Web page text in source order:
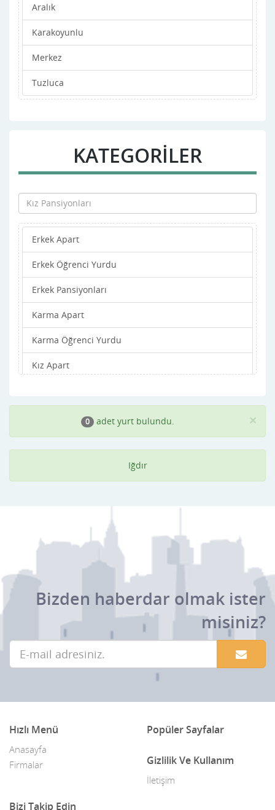
Aralık
Karakoyunlu
Merkez
Tuzluca
KATEGORİLER
Erkek Apart
Erkek Öğrenci Yurdu
Erkek Pansiyonları
Karma Apart
Karma Öğrenci Yurdu
Kız Apart
Kız Pansiyonları ×
0 adet yurt bulundu.
Iğdır
Bizden haberdar olmak ister
misiniz?
Hızlı Menü
Anasayfa
Firmalar
Popüler Sayfalar
Gizlilik Ve Kullanım
İletişim
Bizi Takip Edin